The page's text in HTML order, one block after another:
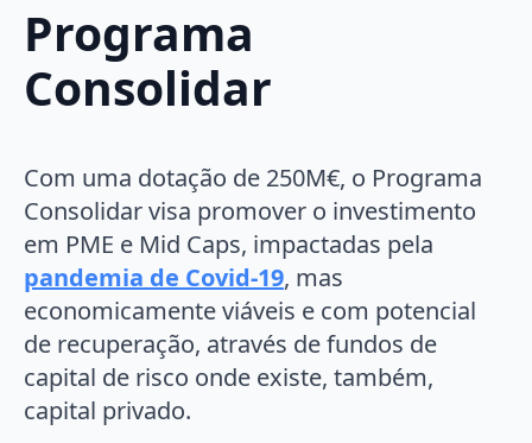
Programa
Consolidar
Com uma dotação de 250M€, o Programa
Consolidar visa promover o investimento
em PME e Mid Caps, impactadas pela
pandemia de Covid-19, mas
economicamente viáveis e com potencial
de recuperação, através de fundos de
capital de risco onde existe, também,
capital privado.